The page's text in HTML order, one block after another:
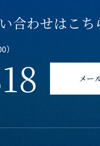
合わせはこち
メー